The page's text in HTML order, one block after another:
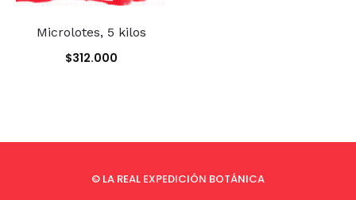
Microlotes, 5 kilos
$312.000
© LA REAL EXPEDICIÓN BOTÁNICA